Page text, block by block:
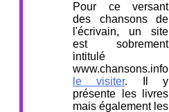
Pour ce versant
des chansons de
l'écrivain, un site
est sobrement
intitulé
www.chansons.info
le visiter. Il y
présente les livres
mais également les